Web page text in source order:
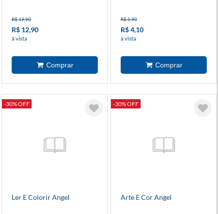
R$ 19,90
R$ 12,90
à vista
R$ 5,90
R$ 4,10
à vista
-30% OFF
Ler E Colorir Angel
-30% OFF
Arte E Cor Angel